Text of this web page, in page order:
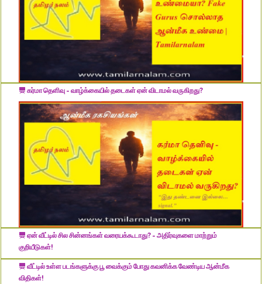
கர்மா தெளிவு - வாழ்க்கையில் தடைகள் ஏன் விடாமல் வருகிறது?
​ஏன் வீட்டில் சில சின்னங்கள் வரையக்கூடாது? - அதிர்வுகளை மாற்றும்
குறியீடுகள்!
​வீட்டில் உள்ள படங்களுக்கு பூ வைக்கும் போது கவனிக்க வேண்டிய ஆன்மீக
விதிகள்!